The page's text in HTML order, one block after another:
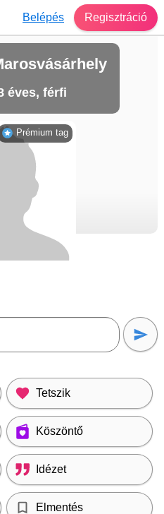
Belépés Regisztráció
éves, férfi
Tetszik
Köszöntő
Idézet
Elmentés
Prémium tag